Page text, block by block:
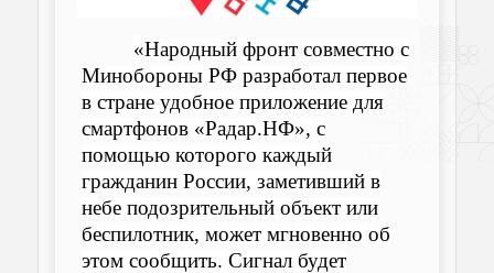
«Народный фронт совместно с
Минобороны РФ разработал первое
в стране удобное приложение для
смартфонов «Радар.НФ», с
помощью которого каждый
гражданин России, заметивший в
небе подозрительный объект или
беспилотник, может мгновенно об
этом сообщить. Сигнал будет